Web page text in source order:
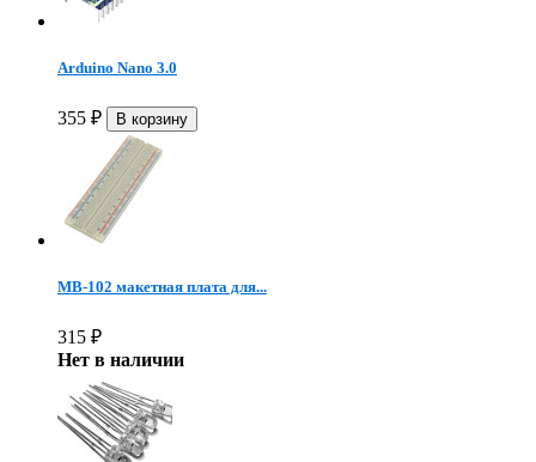
Arduino Nano 3.0
355 ₽
MB-102 макетная плата для...
315 ₽
Нет в наличии